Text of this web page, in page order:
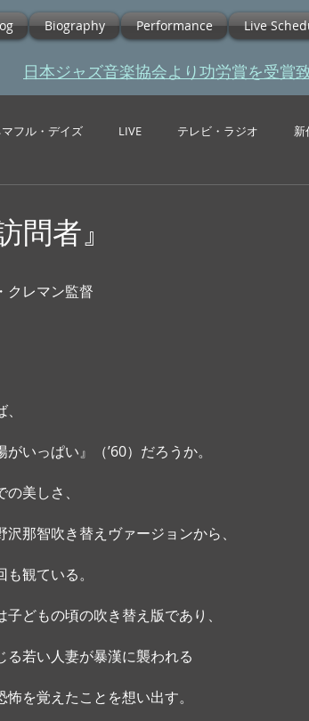
Biography Performance Live
日本ジャズ音楽協会より功労賞を受賞
フル・デイズ LIVE テレビ・ラジオ 新
問者』
クレマン監督
いっぱい』（’60）だろうか。
美しさ、
那智吹き替えヴァージョンから、
観ている。
どもの頃の吹き替え版であり、
若い人妻が暴漢に襲われる
を覚えたことを想い出す。